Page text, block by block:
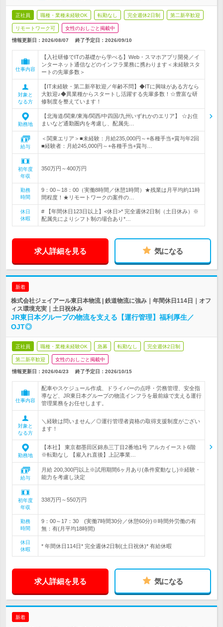
正社員 職種・業種未経験OK 転勤なし 完全週休2日制 第二新卒歓迎
リモートワーク可 女性のおしごと掲載中
情報更新日：2026/08/07 終了予定日： 2026/09/10
仕事内容
【入社研修でITの基礎から学べる】Web・スマホアプリ開発／イ
ンターネット通信などのインフラ業務に携わります＜未経験スタ
ートの先輩多数＞
対象と
なる方
【IT未経験・第二新卒歓迎／年齢不問】◆ITに興味がある方なら
大歓迎♪◆異業種からスタートし活躍する先輩多数！☆豊富な研
修制度を整えています！
勤務地
【北海道/関東/東海/関西/中四国/九州いずれかのエリア】 ☆お住
まいなど通勤圏内を考慮し、配属先…
給与
＜関東エリア＞■未経験：月給235,000円～+各種手当+賞与年2回
■経験者：月給245,000円～+各種手当+賞与…
初年度
年収
350万円～400万円
勤務
時間
9：00～18：00（実働8時間／休憩1時間）★残業は月平均約11時
間程度！★リモートワークの案件の…
休日
休暇
# 【年間休日123日以上】<休日>* 完全週休2日制（土日休み）※
配属先によりシフト制の場合あり*…
求人詳細を見る 気になる
新着
株式会社ジェイアール東日本物流 | 鉄道物流に強み｜年間休日114日｜オフ
ィス環境充実｜土日祝休み
JR東日本グループの物流を支える【運行管理】福利厚生／
OJT◎
正社員 職種・業種未経験OK 急募 転勤なし 完全週休2日制
第二新卒歓迎 女性のおしごと掲載中
情報更新日：2026/04/23 終了予定日： 2026/10/15
仕事内容
配車やスケジュール作成、ドライバーの点呼・労務管理、安全指
導など、JR東日本グループの物流インフラを最前線で支える運行
管理業務をお任せします。
対象と
なる方
＼経験は問いません／◎運行管理者資格の取得支援制度がござい
ます！
勤務地
【本社】 東京都墨田区錦糸三丁目2番地1号 アルカイースト6階
※転勤なし 【雇入れ直後】上記事業…
給与
月給 200,300円以上※試用期間6ヶ月あり(条件変動なし)※経験・
能力を考慮し決定
初年度
年収
338万円～550万円
勤務
時間
9：00～17：30 (実働7時間30分／休憩60分)※時間外労働の有
無：有(月平均18時間)
休日
休暇
* 年間休日114日* 完全週休2日制(土日祝休)* 有給休暇
求人詳細を見る 気になる
新着